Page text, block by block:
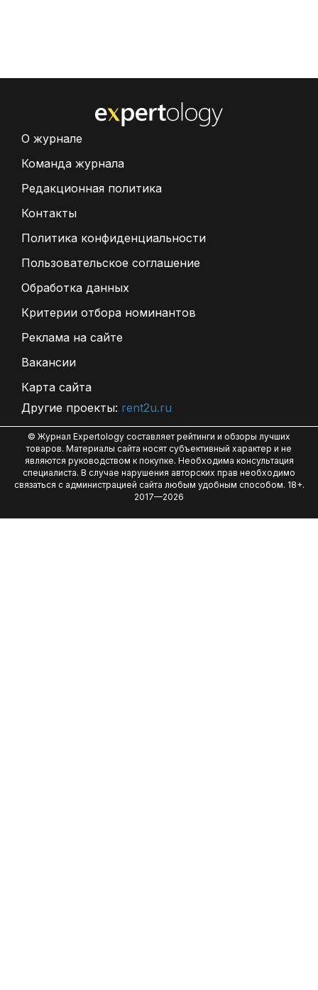
О журнале
Команда журнала
Редакционная политика
Контакты
Политика конфиденциальности
Пользовательское соглашение
Обработка данных
Критерии отбора номинантов
Реклама на сайте
Вакансии
Карта сайта
Другие проекты: rent2u.ru
© Журнал Expertology составляет рейтинги и обзоры лучших
товаров. Материалы сайта носят субъективный характер и не
являются руководством к покупке. Необходима консультация
специалиста. В случае нарушения авторских прав необходимо
связаться с администрацией сайта любым удобным способом. 18+.
2017—2026